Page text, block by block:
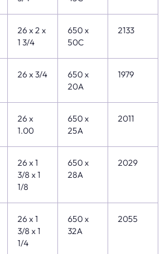
26 x 2 x
1 3/4
650 x
50C
2133
26 x 3/4
650 x
20A
1979
26 x
1.00
650 x
25A
2011
26 x 1
3/8 x 1
1/8
650 x
28A
2029
26 x 1
3/8 x 1
1/4
650 x
32A
2055